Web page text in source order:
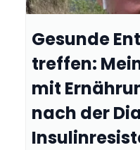
Gesunde
treffen:
mit
nach der